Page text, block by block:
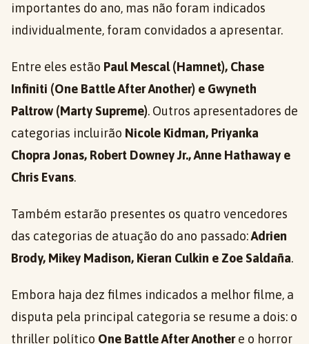
importantes do ano, mas não foram indicados
individualmente, foram convidados a apresentar.
Entre eles estão Paul Mescal (Hamnet), Chase
Infiniti (One Battle After Another) e Gwyneth
Paltrow (Marty Supreme). Outros apresentadores de
categorias incluirão Nicole Kidman, Priyanka
Chopra Jonas, Robert Downey Jr., Anne Hathaway e
Chris Evans.
Também estarão presentes os quatro vencedores
das categorias de atuação do ano passado:Adrien
Brody, Mikey Madison, Kieran Culkin e Zoe Saldaña.
Embora haja dez filmes indicados a melhor filme, a
disputa pela principal categoria se resume a dois: o
thriller político One Battle After Anothere o horror